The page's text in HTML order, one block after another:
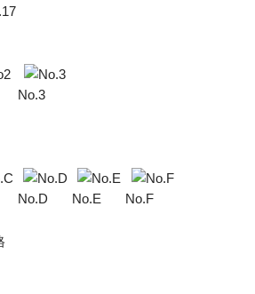
No.3
No.D No.E No.F